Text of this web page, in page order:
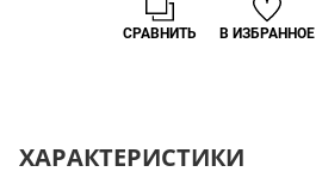
В ИЗБРАННОЕ
СРАВНИТЬ
ХАРАКТЕРИСТИКИ